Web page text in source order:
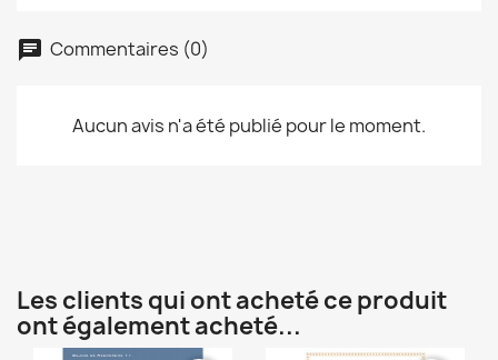
Commentaires (0)
Aucun avis n'a été publié pour le moment.
Les clients qui ont acheté ce produit
ont également acheté...
Nom de la liste d'envies